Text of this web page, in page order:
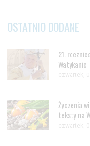
OSTATNIO DODANE
21.
Watykanie
czwartek,
Życzenia
teksty na
czwartek,